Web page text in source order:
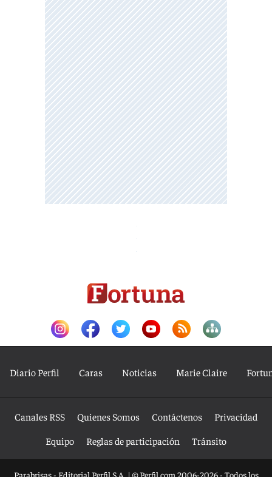
Diario Perfil Caras Noticias Marie Claire
Canales RSS Quienes Somos Contáctenos
Privacidad
Equipo
Reglas de participación Tránsito
Parabrisas - Editorial Perfil S.A. | © Perfil.com 2006-2026 - Todos los